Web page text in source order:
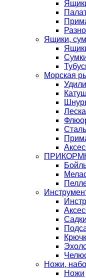
Ящики,
Морская
Садки
Ножи,
Ножи